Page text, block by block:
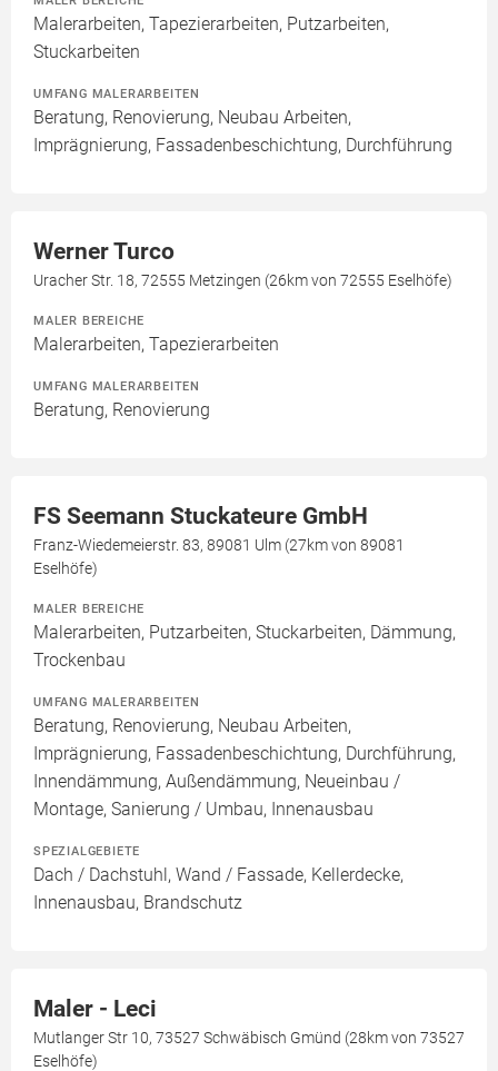
Malerarbeiten, Tapezierarbeiten, Putzarbeiten,
Stuckarbeiten
UMFANG MALERARBEITEN
Beratung, Renovierung, Neubau Arbeiten,
Imprägnierung, Fassadenbeschichtung, Durchführung
Werner Turco
Uracher Str. 18, 72555 Metzingen (26km von 72555 Eselhöfe)
MALER BEREICHE
Malerarbeiten, Tapezierarbeiten
UMFANG MALERARBEITEN
Beratung, Renovierung
FS Seemann Stuckateure GmbH
Franz-Wiedemeierstr. 83, 89081 Ulm (27km von 89081
Eselhöfe)
MALER BEREICHE
Malerarbeiten, Putzarbeiten, Stuckarbeiten, Dämmung,
Trockenbau
UMFANG MALERARBEITEN
Beratung, Renovierung, Neubau Arbeiten,
Imprägnierung, Fassadenbeschichtung, Durchführung,
Innendämmung, Außendämmung, Neueinbau /
Montage, Sanierung / Umbau, Innenausbau
SPEZIALGEBIETE
Dach / Dachstuhl, Wand / Fassade, Kellerdecke,
Innenausbau, Brandschutz
Maler - Leci
Mutlanger Str 10, 73527 Schwäbisch Gmünd (28km von 73527
Eselhöfe)